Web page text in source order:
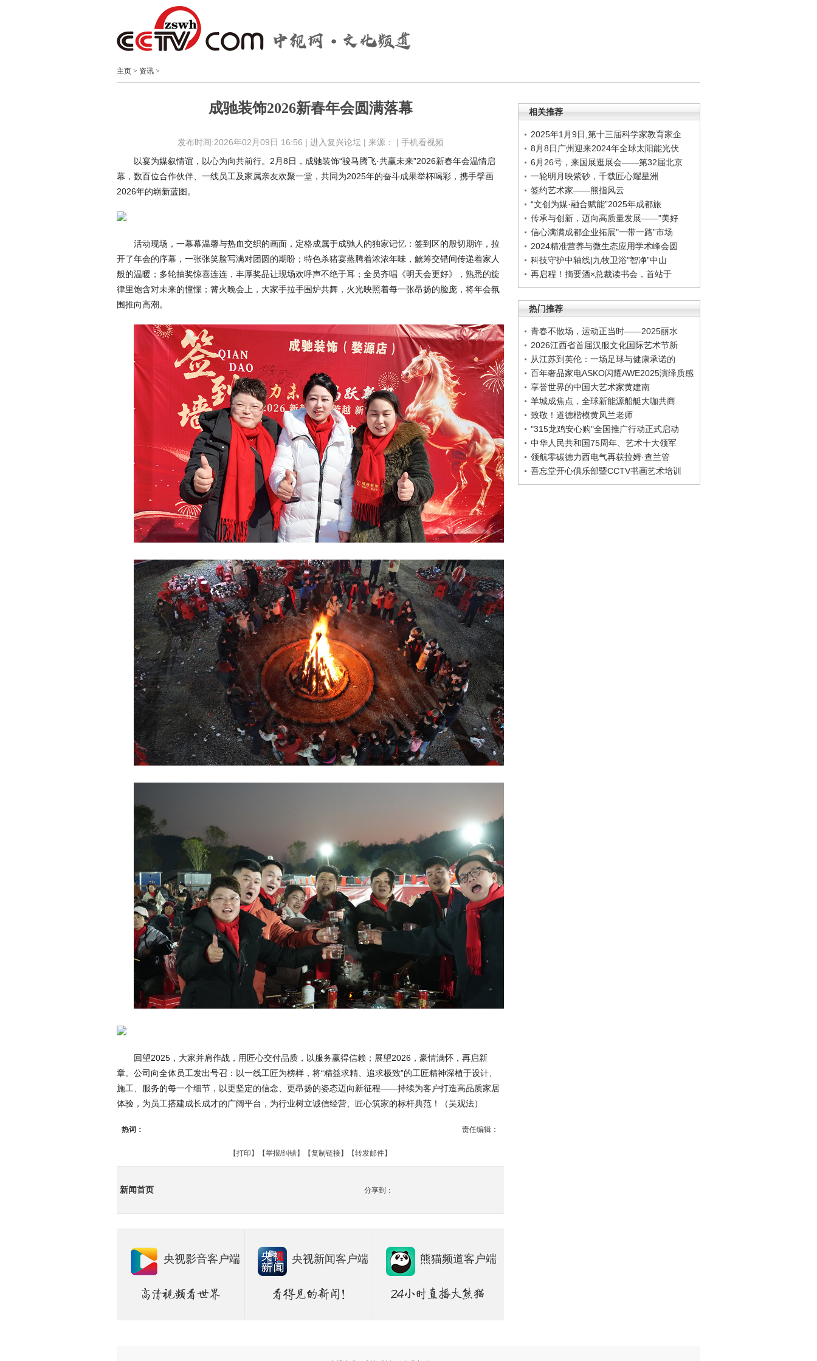
主页 > 资讯 >
成驰装饰2026新春年会圆满落幕
发布时间:2026年02月09日 16:56 | 进入复兴论坛| 来源： | 手机看视频
相关推荐
2025年1月9日,第十三届科学家教育家企
8月8日广州迎来2024年全球太阳能光伏
6月26号，来国展逛展会——第32届北京
一轮明月映紫砂，千载匠心耀星洲
签约艺术家——熊指风云
“文创为媒·融合赋能”2025年成都旅
传承与创新，迈向高质量发展——"美好
信心满满成都企业拓展"一带一路”市场
2024精准营养与微生态应用学术峰会圆
科技守护中轴线|九牧卫浴"智净”中山
再启程！摘要酒×总裁读书会，首站于
热门推荐
青春不散场，运动正当时——2025丽水
2026江西省首届汉服文化国际艺术节新
从江苏到英伦：一场足球与健康承诺的
百年奢品家电ASKO闪耀AWE2025演绎质感
享誉世界的中国大艺术家黄建南
羊城成焦点，全球新能源船艇大咖共商
致敬！道德楷模黄凤兰老师
"315龙鸡安心购"全国推广行动正式启动
中华人民共和国75周年、艺术十大领军
领航零碳德力西电气再获拉姆·查兰管
吾忘堂开心俱乐部暨CCTV书画艺术培训
以宴为媒叙情谊，以心为向共前行。2月8日，成驰装饰“骏马腾飞·共赢未来”2026新春年会温情启
幕，数百位合作伙伴、一线员工及家属亲友欢聚一堂，共同为2025年的奋斗成果举杯喝彩，携手擘画
2026年的崭新蓝图。
活动现场，一幕幕温馨与热血交织的画面，定格成属于成驰人的独家记忆：签到区的殷切期许，拉
开了年会的序幕，一张张笑脸写满对团圆的期盼；特色杀猪宴蒸腾着浓浓年味，觥筹交错间传递着家人
般的温暖；多轮抽奖惊喜连连，丰厚奖品让现场欢呼声不绝于耳；全员齐唱《明天会更好》，熟悉的旋
律里饱含对未来的憧憬；篝火晚会上，大家手拉手围炉共舞，火光映照着每一张昂扬的脸庞，将年会氛
围推向高潮。
回望2025，大家并肩作战，用匠心交付品质，以服务赢得信赖；展望2026，豪情满怀，再启新
章。公司向全体员工发出号召：以一线工匠为榜样，将“精益求精、追求极致”的工匠精神深植于设计、
施工、服务的每一个细节，以更坚定的信念、更昂扬的姿态迈向新征程——持续为客户打造高品质家居
体验，为员工搭建成长成才的广阔平台，为行业树立诚信经营、匠心筑家的标杆典范！（吴观法）
责任编辑：
热词：
【打印】【举报/纠错】【复制链接】【转发邮件】
新闻首页 分享到：
央视影音客户端 央视新闻客户端 熊猫频道客户端